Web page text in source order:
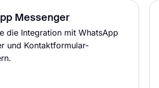
Messenger
die Integration mit WhatsApp
und Kontaktformular-